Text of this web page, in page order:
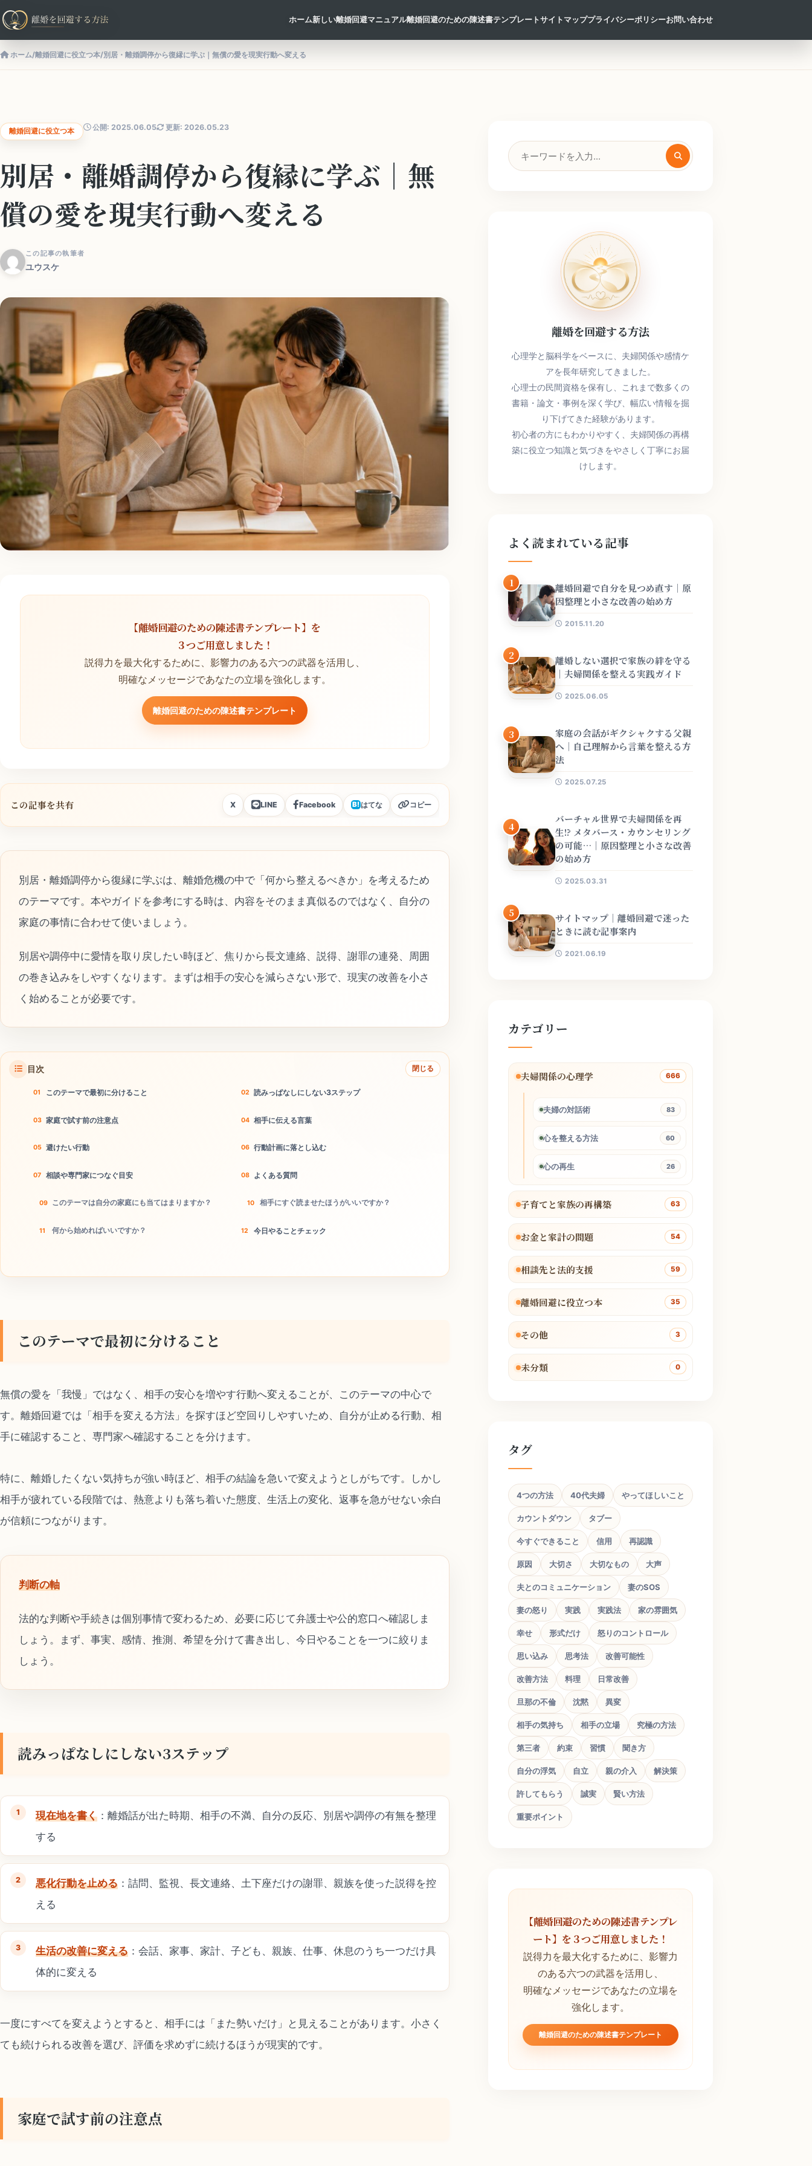
ホーム新しい離婚回避マニュアル離婚回避のための陳述書テンプレートサイトマッププライバシーポリシーお問い合わせ
ホーム/離婚回避に役立つ本/別居・離婚調停から復縁に学ぶ｜無償の愛を現実行動へ変える
離婚回避に役立つ本 公開: 2025.06.05 更新: 2026.05.23
別居・離婚調停から復縁に学ぶ｜無
償の愛を現実行動へ変える
この記事の執筆者
ユウスケ
【離婚回避のための陳述書テンプレート】を
３つご用意しました！
説得力を最大化するために、影響力のある六つの武器を活用し、
明確なメッセージであなたの立場を強化します。
離婚回避のための陳述書テンプレート
この記事を共有 X LINE Facebook B!はてな コピー
別居・離婚調停から復縁に学ぶは、離婚危機の中で「何から整えるべきか」を考えるため
のテーマです。本やガイドを参考にする時は、内容をそのまま真似るのではなく、自分の
家庭の事情に合わせて使いましょう。
別居や調停中に愛情を取り戻したい時ほど、焦りから長文連絡、説得、謝罪の連発、周囲
の巻き込みをしやすくなります。まずは相手の安心を減らさない形で、現実の改善を小さ
く始めることが必要です。
目次 閉じる
このテーマで最初に分けること 読みっぱなしにしない3ステップ
家庭で試す前の注意点 相手に伝える言葉
避けたい行動 行動計画に落とし込む
相談や専門家につなぐ目安 よくある質問
このテーマは自分の家庭にも当てはまりますか？ 相手にすぐ読ませたほうがいいですか？
何から始めればいいですか？ 今日やることチェック
このテーマで最初に分けること
無償の愛を「我慢」ではなく、相手の安心を増やす行動へ変えることが、このテーマの中心で
す。離婚回避では「相手を変える方法」を探すほど空回りしやすいため、自分が止める行動、相
手に確認すること、専門家へ確認することを分けます。
特に、離婚したくない気持ちが強い時ほど、相手の結論を急いで変えようとしがちです。しかし
相手が疲れている段階では、熱意よりも落ち着いた態度、生活上の変化、返事を急がせない余白
が信頼につながります。
判断の軸
法的な判断や手続きは個別事情で変わるため、必要に応じて弁護士や公的窓口へ確認しま
しょう。まず、事実、感情、推測、希望を分けて書き出し、今日やることを一つに絞りま
しょう。
読みっぱなしにしない3ステップ
現在地を書く ：離婚話が出た時期、相手の不満、自分の反応、別居や調停の有無を整理
する
悪化行動を止める ：詰問、監視、長文連絡、土下座だけの謝罪、親族を使った説得を控
える
生活の改善に変える ：会話、家事、家計、子ども、親族、仕事、休息のうち一つだけ具
体的に変える
一度にすべてを変えようとすると、相手には「また勢いだけ」と見えることがあります。小さく
ても続けられる改善を選び、評価を求めずに続けるほうが現実的です。
家庭で試す前の注意点
検
索
離婚を回避する方法
心理学と脳科学をベースに、夫婦関係や感情ケ
アを長年研究してきました。
心理士の民間資格を保有し、これまで数多くの
書籍・論文・事例を深く学び、幅広い情報を掘
り下げてきた経験があります。
初心者の方にもわかりやすく、夫婦関係の再構
築に役立つ知識と気づきをやさしく丁寧にお届
けします。
よく読まれている記事
1
離婚回避で自分を見つめ直す｜原
因整理と小さな改善の始め方
2015.11.20
2
離婚しない選択で家族の絆を守る
｜夫婦関係を整える実践ガイド
2025.06.05
3
家庭の会話がギクシャクする父親
へ｜自己理解から言葉を整える方
法
2025.07.25
4
バーチャル世界で夫婦関係を再
生!? メタバース・カウンセリング
の可能…｜原因整理と小さな改善
の始め方
2025.03.31
5
サイトマップ｜離婚回避で迷った
ときに読む記事案内
2021.06.19
カテゴリー
夫婦関係の心理学 666
夫婦の対話術 83
心を整える方法 60
心の再生 26
子育てと家族の再構築 63
お金と家計の問題 54
相談先と法的支援 59
離婚回避に役立つ本 35
その他 3
未分類 0
タグ
4つの方法 40代夫婦 やってほしいこと
カウントダウン タブー
今すぐできること 信用 再認識
原因 大切さ 大切なもの 大声
夫とのコミュニケーション 妻のSOS
妻の怒り 実践 実践法 家の雰囲気
幸せ 形式だけ 怒りのコントロール
思い込み 思考法 改善可能性
改善方法 料理 日常改善
旦那の不倫 沈黙 異変
相手の気持ち 相手の立場 究極の方法
第三者 約束 習慣 聞き方
自分の浮気 自立 親の介入 解決策
許してもらう 誠実 賢い方法
重要ポイント
【離婚回避のための陳述書テンプレ
ート】を３つご用意しました！
説得力を最大化するために、影響力
のある六つの武器を活用し、
明確なメッセージであなたの立場を
強化します。
離婚回避のための陳述書テンプレート